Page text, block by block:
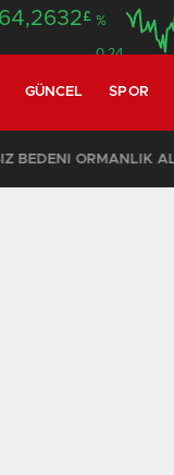
64,2632£ %
0.24
GÜNCEL SPOR
söndürüldü